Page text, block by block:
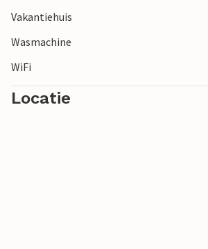
Vakantiehuis
Wasmachine
WiFi
Locatie